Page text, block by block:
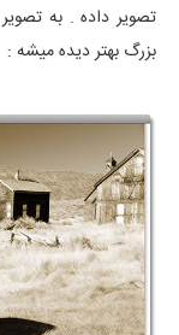
تصویر داده . به
بزرگ بهتر دیده میشه :